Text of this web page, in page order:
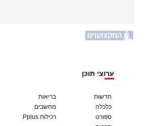
ערוצי תוכן
חדשות
כלכלה
ספורט
בריאות
מחשבים
Pplus רכילות